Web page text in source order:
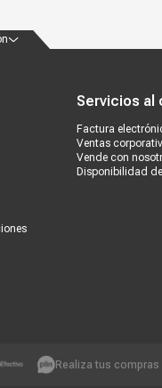
Servicios al
Factura
Ventas
Vende con
Disponibilidad
Realiza tus